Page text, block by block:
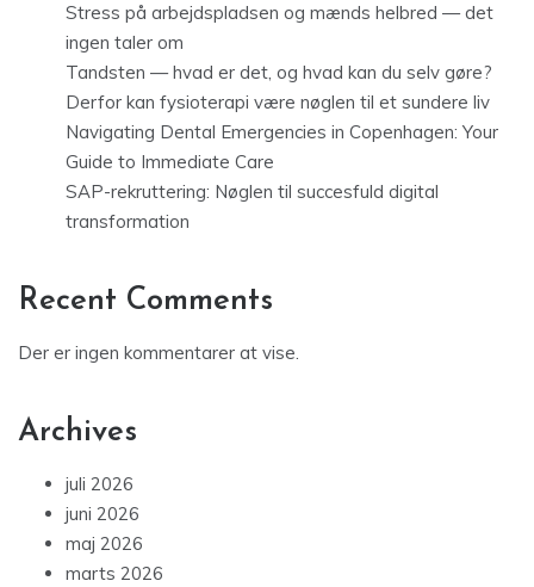
Stress på arbejdspladsen og mænds helbred — det
ingen taler om
Tandsten — hvad er det, og hvad kan du selv gøre?
Derfor kan fysioterapi være nøglen til et sundere liv
Navigating Dental Emergencies in Copenhagen: Your
Guide to Immediate Care
SAP-rekruttering: Nøglen til succesfuld digital
transformation
Recent Comments
Der er ingen kommentarer at vise.
Archives
juli 2026
juni 2026
maj 2026
marts 2026